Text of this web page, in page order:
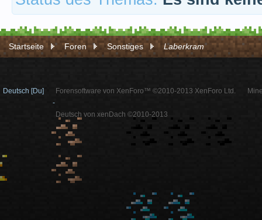
Startseite Foren Sonstiges Laberkram
Deutsch [Du]
Forensoftware von XenForo™ ©2010-2013 XenForo Ltd.
-
Deutsch von xenDach ©2010-2013